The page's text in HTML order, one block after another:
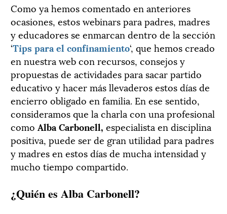
Como ya hemos comentado en anteriores
ocasiones, estos webinars para padres, madres
y educadores se enmarcan dentro de la sección
‘Tips para el confinamiento‘, que hemos creado
en nuestra web con recursos, consejos y
propuestas de actividades para sacar partido
educativo y hacer más llevaderos estos días de
encierro obligado en familia. En ese sentido,
consideramos que la charla con una profesional
como Alba Carbonell, especialista en disciplina
positiva, puede ser de gran utilidad para padres
y madres en estos días de mucha intensidad y
mucho tiempo compartido.
¿Quién es Alba Carbonell?